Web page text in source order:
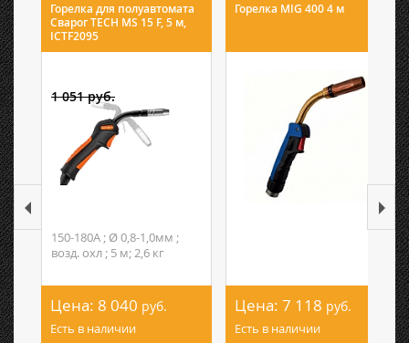
Горелка для полуавтомата
Сварог TECH MS 15 F, 5 м,
ICTF2095
1 051 руб.
150-180А ; Ø 0,8-1,0мм ;
возд. охл ; 5 м; 2,6 кг
Цена: 8 040 руб.
Есть в наличии
Горелка MIG 400 4 м
Цена: 7 118 руб.
Есть в наличии